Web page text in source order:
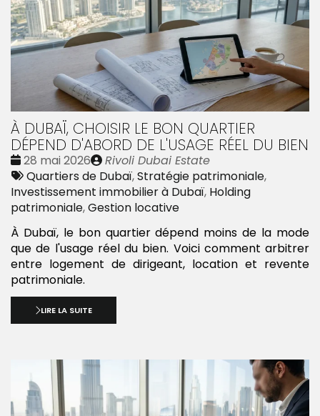
À DUBAÏ, CHOISIR LE BON QUARTIER
DÉPEND D'ABORD DE L'USAGE RÉEL DU BIEN
Date
:
28 mai 2026
Publié
par
Rivoli Dubai Estate
Tags
:
Quartiers de Dubaï,Stratégie patrimoniale,
Investissement immobilier à Dubaï, Holding
patrimoniale,Gestion locative
À Dubaï, le bon quartier dépend moins de la mode
que de l'usage réel du bien. Voici comment arbitrer
entre logement de dirigeant, location et revente
patrimoniale.
LIRE LA SUITE